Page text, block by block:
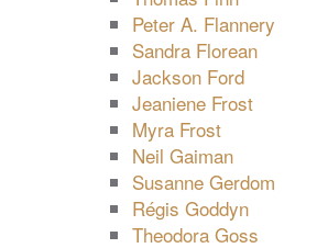
Peter A. Flannery
Sandra Florean
Jackson Ford
Jeaniene Frost
Myra Frost
Neil Gaiman
Susanne Gerdom
Régis Goddyn
Theodora Goss